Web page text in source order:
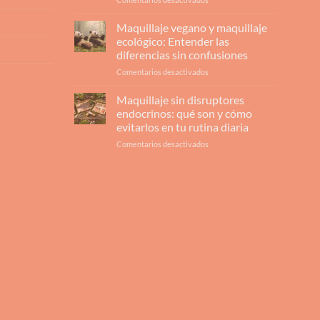
ecológico:
¿Qué
le
aporta
tu
piel
y
por
Maquillaje vegano y maquillaje
ecológico: Entender las
diferencias sin confusiones
Comentarios desactivadosen
vegano
maquillaje
ecológico:
Entender
Maquillaje sin disruptores
endocrinos: qué son y cómo
evitarlos en tu rutina diaria
Comentarios desactivadosen